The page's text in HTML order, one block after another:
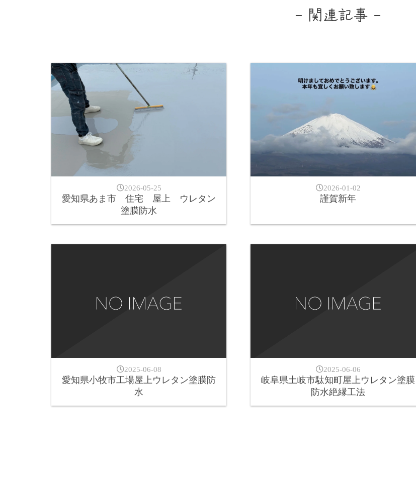
- 関連記事 -
2026-05-25
愛知県あま市 住宅 屋上 ウレタン
塗膜防水
2026-01-02
謹賀新年
2025-06-08
愛知県小牧市工場屋上ウレタン塗膜防
水
2025-06-06
岐阜県土岐市駄知町屋上ウレタン塗膜
防水絶縁工法